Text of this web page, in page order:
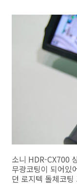
소니 HDR-CX700
무광코팅이 되어있
던 로지텍 돌체코